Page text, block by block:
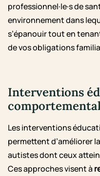
professionnel·le·s de
environnement dans
s’épanouir tout en
de vos obligations
Interventions
Les interventions
permettent d’améliorer
autistes dont ceux
Ces approches visent à